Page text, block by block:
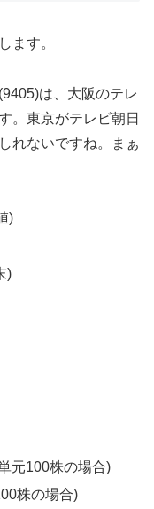
ます。
は、大阪のテレ
。東京がテレビ朝日
れないですね。まぁ
)
)
元100株の場合)
株の場合)